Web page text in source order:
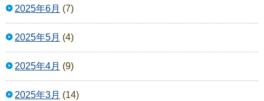
2025年6月 (7)
2025年5月 (4)
2025年4月 (9)
2025年3月 (14)